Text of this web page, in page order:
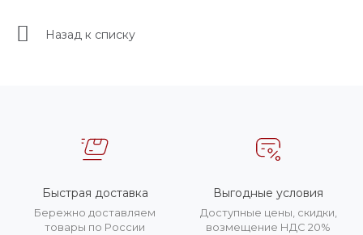
Назад к списку
Быстрая доставка
Бережно доставляем
товары по России
Выгодные условия
Доступные цены, скидки,
возмещение НДС 20%